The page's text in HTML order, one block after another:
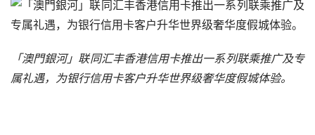
「澳門銀河」联同汇丰香港信用卡推出一系列联乘推广及专
属礼遇，为银行信用卡客户升华世界级奢华度假城体验。